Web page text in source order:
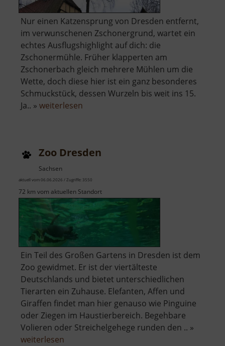
Nur einen Katzensprung von Dresden entfernt,
im verwunschenen Zschonergrund, wartet ein
echtes Ausflugshighlight auf dich: die
Zschonermühle. Früher klapperten am
Zschonerbach gleich mehrere Mühlen um die
Wette, doch diese hier ist ein ganz besonderes
Schmuckstück, dessen Wurzeln bis weit ins 15.
Ja.. » weiterlesen
Zoo Dresden
Sachsen
aktuell vom 06.06.2026 / Zugriffe: 3550
72 km vom aktuellen Standort
Ein Teil des Großen Gartens in Dresden ist dem
Zoo gewidmet. Er ist der viertälteste
Deutschlands und bietet unterschiedlichen
Tierarten ein Zuhause. Elefanten, Affen und
Giraffen findet man hier genauso wie Pinguine
oder Ziegen im Haustierbereich. Begehbare
Volieren oder Streichelgehege runden den .. »
weiterlesen